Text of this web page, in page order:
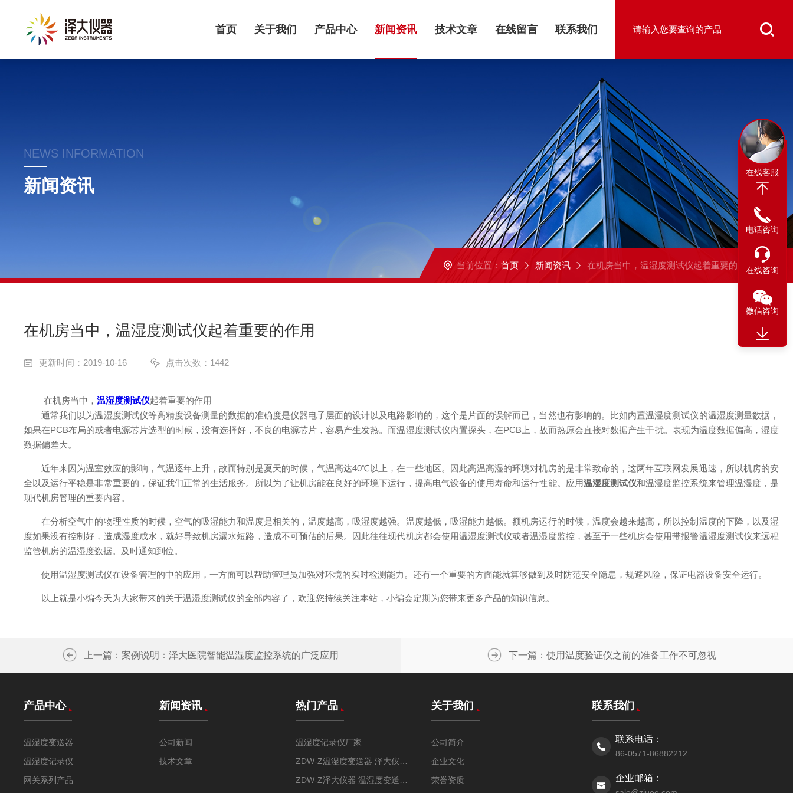
首页 关于我们 产品中心 新闻资讯 技术文章 在线留言 联系我们
NEWS INFORMATION
新闻资讯
当前位置： 首页 新闻资讯 在机房当中，温湿度测试仪起着重要的作用
在机房当中，温湿度测试仪起着重要的作用
更新时间：2019-10-16 点击次数：1442
在机房当中， 温湿度测试仪起着重要的作用
通常我们以为温湿度测试仪等高精度设备测量的数据的准确度是仪器电子层面的设计以及电路影响的，这个是片面的误解而已，当然也有影响的。比如内置温湿度测试仪的温湿度测量数据，
如果在PCB布局的或者电源芯片选型的时候，没有选择好，不良的电源芯片，容易产生发热。而温湿度测试仪内置探头，在PCB上，故而热原会直接对数据产生干扰。表现为温度数据偏高，湿度
数据偏差大。
近年来因为温室效应的影响，气温逐年上升，故而特别是夏天的时候，气温高达40℃以上，在一些地区。因此高温高湿的环境对机房的是非常致命的，这两年互联网发展迅速，所以机房的安
全以及运行平稳是非常重要的，保证我们正常的生活服务。所以为了让机房能在良好的环境下运行，提高电气设备的使用寿命和运行性能。应用温湿度测试仪和温湿度监控系统来管理温湿度，是
现代机房管理的重要内容。
在分析空气中的物理性质的时候，空气的吸湿能力和温度是相关的，温度越高，吸湿度越强。温度越低，吸湿能力越低。额机房运行的时候，温度会越来越高，所以控制温度的下降，以及湿
度如果没有控制好，造成湿度成水，就好导致机房漏水短路，造成不可预估的后果。因此往往现代机房都会使用温湿度测试仪或者温湿度监控，甚至于一些机房会使用带报警温湿度测试仪来远程
监管机房的温湿度数据。及时通知到位。
使用温湿度测试仪在设备管理的中的应用，一方面可以帮助管理员加强对环境的实时检测能力。还有一个重要的方面能就算够做到及时防范安全隐患，规避风险，保证电器设备安全运行。
以上就是小编今天为大家带来的关于温湿度测试仪的全部内容了，欢迎您持续关注本站，小编会定期为您带来更多产品的知识信息。
上一篇： 案例说明：泽大医院智能温湿度监控系统的广泛应用 下一篇： 使用温度验证仪之前的准备工作不可忽视
联系我们
联系电话：
86-0571-86882212
企业邮箱：
产品中心
温湿度变送器
温湿度记录仪
网关系列产品
新闻资讯
公司新闻
技术文章
热门产品
温湿度记录仪厂家
关于我们
公司简介
企业文化
荣誉资质
在线客服
电话咨询
在线咨询
微信咨询